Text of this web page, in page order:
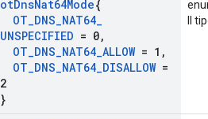
otDnsNat64Mode{
OT_DNS_NAT64_
UNSPECIFIED = 0,
OT_DNS_NAT64_ALLOW= 1 ,
OT_DNS_NAT64_DISALLOW=
2
}
Il